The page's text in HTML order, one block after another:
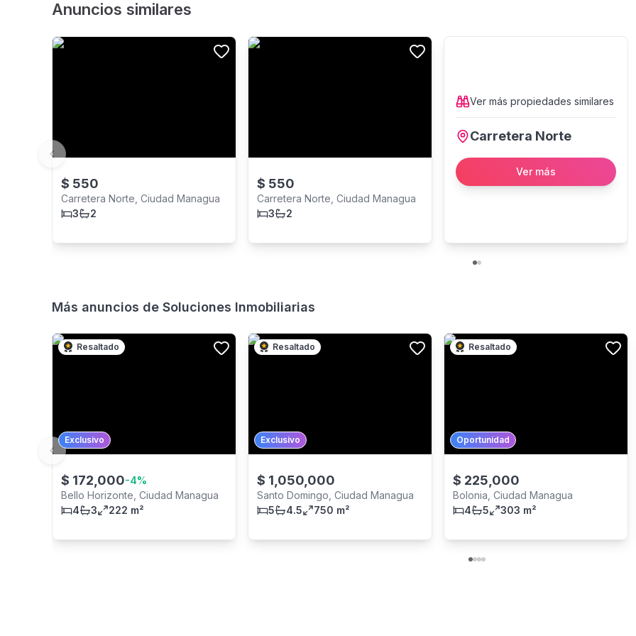
Anuncios similares
$ 550
Carretera Norte, Ciudad Managua
3
2
$ 550
Carretera Norte, Ciudad Managua
3
2
Ver más propiedades similares
Carretera Norte
Ver más
Previous slide
Más anuncios de Soluciones Inmobiliarias
Resaltado
Exclusivo
$ 172,000-4%
Bello Horizonte, Ciudad Managua
4
3 222 m²
Resaltado
Exclusivo
$ 1,050,000
Santo Domingo, Ciudad Managua
5
4.5 750 m²
Resaltado
Oportunidad
$ 225,000
Bolonia, Ciudad Managua
4
5 303 m²
Previous slide